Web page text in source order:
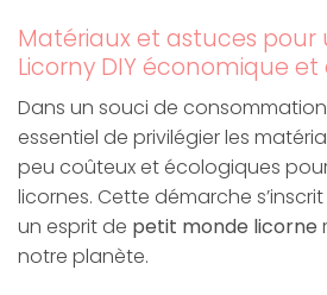
Matériaux et astuces pour
Licorny DIY économique
Dans un souci de
essentiel de privilégier les
peu coûteux et écologiques
licornes. Cette démarche
un esprit de petit monde licorne
notre planète.